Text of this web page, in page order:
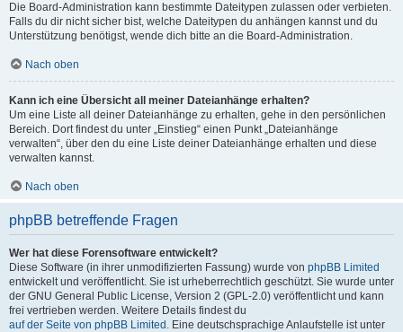
Die Board-Administration kann bestimmte Dateitypen zulassen oder verbieten.
Falls du dir nicht sicher bist, welche Dateitypen du anhängen kannst und du
Unterstützung benötigst, wende dich bitte an die Board-Administration.
Nach oben
Kann ich eine Übersicht all meiner Dateianhänge erhalten?
Um eine Liste all deiner Dateianhänge zu erhalten, gehe in den persönlichen
Bereich. Dort findest du unter „Einstieg“ einen Punkt „Dateianhänge
verwalten“, über den du eine Liste deiner Dateianhänge erhalten und diese
verwalten kannst.
Nach oben
phpBB betreffende Fragen
Wer hat diese Forensoftware entwickelt?
Diese Software (in ihrer unmodifizierten Fassung) wurde von phpBB Limited
entwickelt und veröffentlicht. Sie ist urheberrechtlich geschützt. Sie wurde unter
der GNU General Public License, Version 2 (GPL-2.0) veröffentlicht und kann
frei vertrieben werden. Weitere Details findest du
auf der Seite von phpBB Limited . Eine deutschsprachige Anlaufstelle ist unter